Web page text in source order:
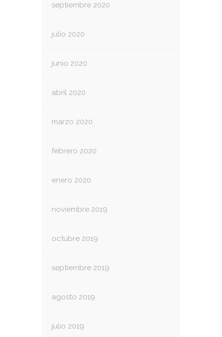
septiembre 2020
julio 2020
junio 2020
abril 2020
marzo 2020
febrero 2020
enero 2020
noviembre 2019
octubre 2019
septiembre 2019
agosto 2019
julio 2019